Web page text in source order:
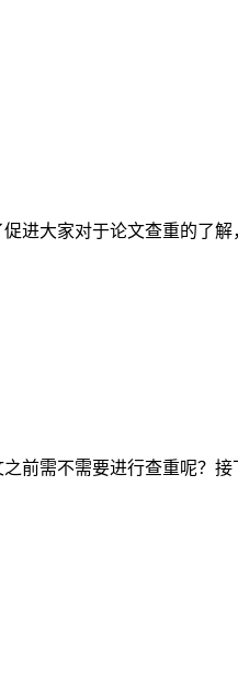
进大家对于论文查重的了解
前需不需要进行查重呢？接